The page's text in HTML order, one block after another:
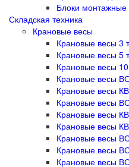
Блоки монтажные
Складская техника
Крановые весы
Крановые весы 3
Крановые весы 5
Крановые весы
Крановые весы
Крановые весы
Крановые весы
Крановые весы
Крановые весы
Крановые весы
Крановые весы
Крановые весы